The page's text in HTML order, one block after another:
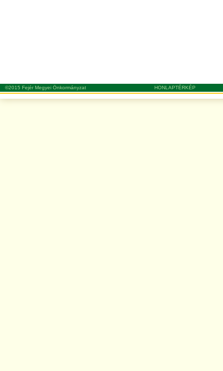
©2015 Fejér Megyei Önkormányzat HONLAPTÉRKÉP